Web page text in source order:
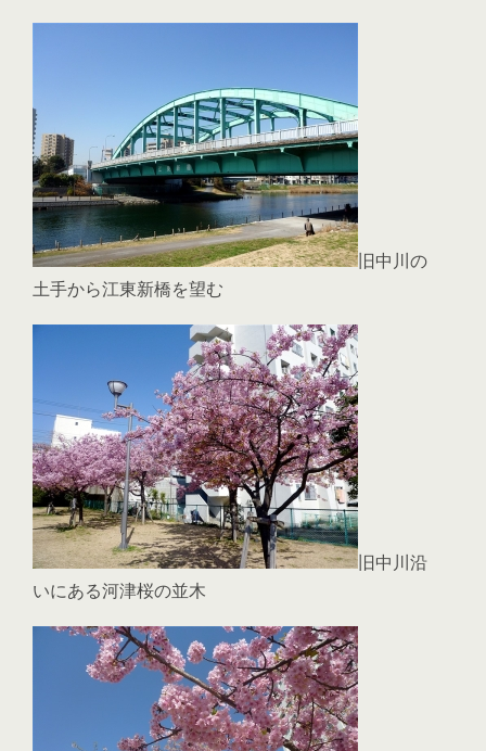
旧中川の
土手から江東新橋を望む
旧中川沿
いにある河津桜の並木